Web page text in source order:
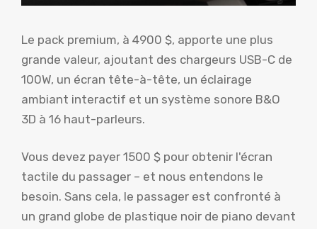
Le pack premium, à 4900 $, apporte une plus
grande valeur, ajoutant des chargeurs USB-C de
100W, un écran tête-à-tête, un éclairage
ambiant interactif et un système sonore B&O
3D à 16 haut-parleurs.
Vous devez payer 1500 $ pour obtenir l'écran
tactile du passager – et nous entendons le
besoin. Sans cela, le passager est confronté à
un grand globe de plastique noir de piano devant